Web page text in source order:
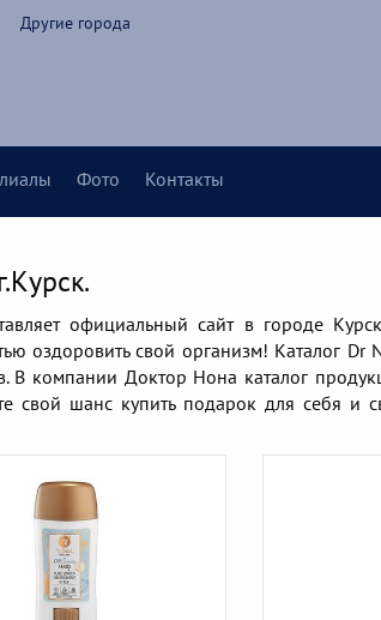
Другие города
Фото Контакты
официальный сайт в городе
оздоровить свой организм! Каталог Dr
В компании Доктор Нона каталог
свой шанс купить подарок для себя и